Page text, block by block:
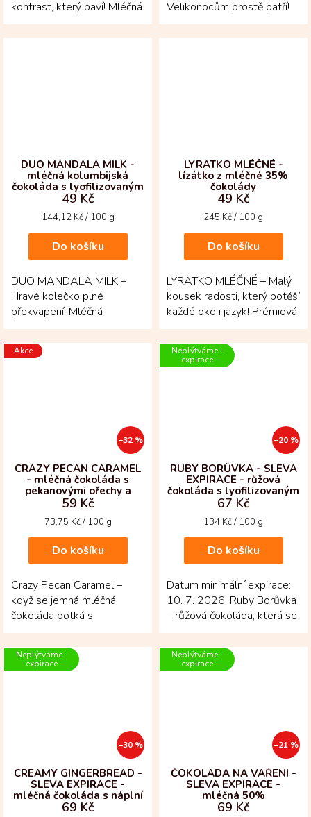
kontrast, který baví! Mléčná
50 % čokoláda z Kolumbie
ukrývá náplň, kde se
Velikonocům prostě patří!
Figurka zajíčka z mléčné
čokolády zaujme...
DUO MANDALA MILK -
mléčná kolumbijská
čokoláda s lyofilizovaným
ovocem
49 Kč
Měrná
144,12 Kč / 100 g
Do košíku
DUO MANDALA MILK –
Hravé kolečko plné
překvapení! Mléčná
kolumbijská čokoláda Fino
de Aroma přináší jemnou
sladkost s...
LYRATKO MLÉČNÉ -
lízátko z mléčné 35%
čokolády
49 Kč
Měrná
245 Kč / 100 g
Do košíku
LYRATKO MLÉČNÉ – Malý
kousek radosti, který potěší
každé oko i jazyk! Prémiová
mléčná čokoláda se
rozplývá svou...
Akce
–32 %
CRAZY PECAN CARAMEL
- mléčná čokoláda s
pekanovými ořechy a
slaným karamelem
59 Kč
Měrná
73,75 Kč / 100 g
Do košíku
Crazy Pecan Caramel –
když se jemná mléčná
čokoláda potká s
pekanovými ořechy a
křupavým slaným
karamelem! Tabulka z...
Neplýtváme -
expirace
–20 %
RUBY BORŮVKA - SLEVA
EXPIRACE - růžová
čokoláda s lyofilizovaným
ovocem
67 Kč
Měrná
134 Kč / 100 g
Do košíku
Datum minimální expirace:
10. 7. 2026. Ruby Borůvka
– růžová čokoláda, která se
odlišuje půvabem i chutí. V
každém...
Neplýtváme -
expirace
–30 %
CREAMY GINGERBREAD -
SLEVA EXPIRACE -
mléčná čokoláda s náplní
s perníkovým kořením
69 Kč
Neplýtváme -
expirace
–21 %
ČOKOLÁDA NA VAŘENÍ -
SLEVA EXPIRACE -
mléčná 50%
69 Kč